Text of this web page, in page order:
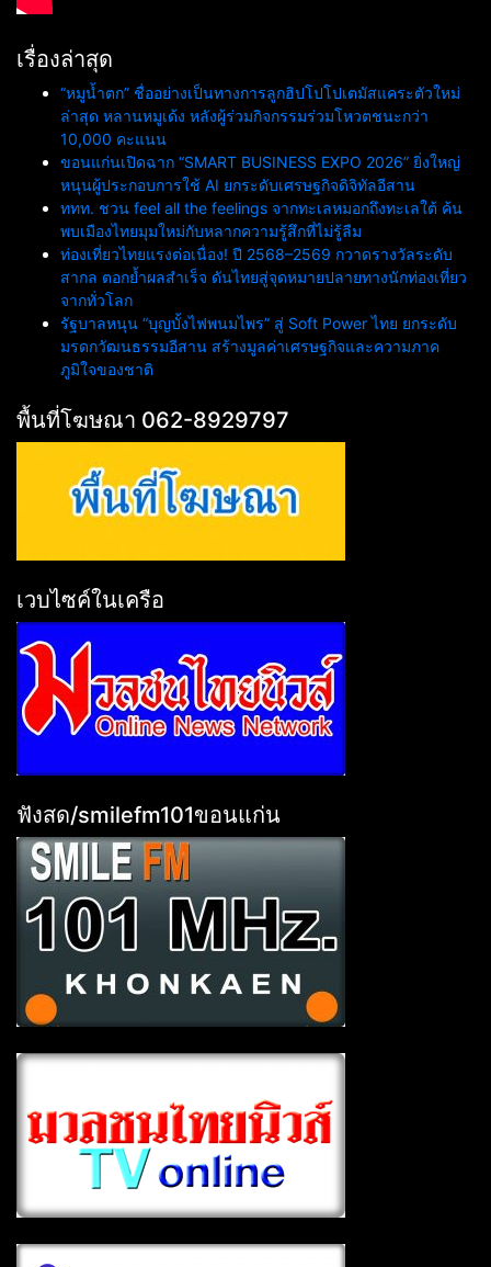
เรื่องล่าสุด
“หมูน้ำตก” ชื่ออย่างเป็นทางการลูกฮิปโปโปเตมัสแคระตัวใหม่
ล่าสุด หลานหมูเด้ง หลังผู้ร่วมกิจกรรมร่วมโหวตชนะกว่า
10,000 คะแนน
ขอนแก่นเปิดฉาก “SMART BUSINESS EXPO 2026” ยิ่งใหญ่
หนุนผู้ประกอบการใช้ AI ยกระดับเศรษฐกิจดิจิทัลอีสาน
ททท. ชวน feel all the feelings จากทะเลหมอกถึงทะเลใต้ ค้น
พบเมืองไทยมุมใหม่กับหลากความรู้สึกที่ไม่รู้ลืม
ท่องเที่ยวไทยแรงต่อเนื่อง! ปี 2568–2569 กวาดรางวัลระดับ
สากล ตอกย้ำผลสำเร็จ ดันไทยสู่จุดหมายปลายทางนักท่องเที่ยว
จากทั่วโลก
รัฐบาลหนุน “บุญบั้งไฟพนมไพร” สู่ Soft Power ไทย ยกระดับ
มรดกวัฒนธรรมอีสาน สร้างมูลค่าเศรษฐกิจและความภาค
ภูมิใจของชาติ
พื้นที่โฆษณา 062-8929797
เวบไซค์ในเครือ
ฟังสด/smilefm101ขอนแก่น